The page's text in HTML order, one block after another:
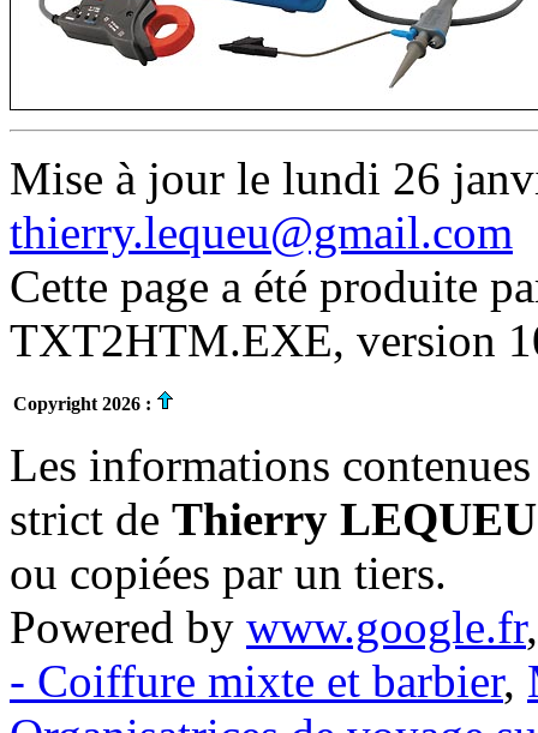
Mise à jour le lundi 26
thierry.lequeu@gmail.com
Cette page a été produite
TXT2HTM.EXE, version
Copyright 2026 :
Les informations
strict de Thierry LEQUEU
ou copiées par un tiers.
Powered by www.google.fr
- Coiffure mixte et barbier,